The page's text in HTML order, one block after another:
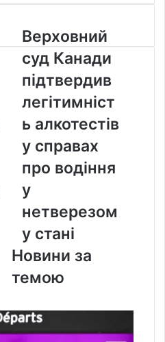
Верховний
суд
Канади
підтвердив
легітимність
алкотестів
у
справах
про
у
нетверезому
Верховний
суд Канади
підтвердив
легітимніст
ь алкотестів
у справах
про водіння
у
нетверезом
у стані
Новини за
темою